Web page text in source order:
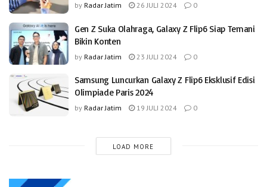
by Radar Jatim 26 JULI 2024 0
Gen Z Suka Olahraga, Galaxy Z Flip6 Siap Temani
Bikin Konten
by Radar Jatim 23 JULI 2024 0
Samsung Luncurkan Galaxy Z Flip6 Eksklusif Edisi
Olimpiade Paris 2024
by Radar Jatim 19 JULI 2024 0
LOAD MORE